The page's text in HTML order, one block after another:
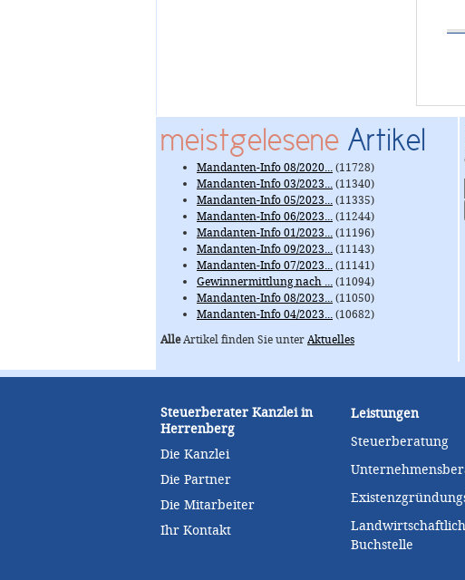
meistgelesene Artikel
Mandanten-Info 08/2020...(11728)
Mandanten-Info 03/2023...(11340)
Mandanten-Info 05/2023...(11335)
Mandanten-Info 06/2023...(11244)
Mandanten-Info 01/2023...(11196)
Mandanten-Info 09/2023...(11143)
Mandanten-Info 07/2023...(11141)
Gewinnermittlung nach ...(11094)
Mandanten-Info 08/2023...(11050)
Mandanten-Info 04/2023...(10682)
AlleArtikel finden Sie unterAktuelles
Steuerberater Kanzlei in
Herrenberg
Die Kanzlei
Die Partner
Die Mitarbeiter
Ihr Kontakt
Leistungen
Steuerberatung
Buchstelle